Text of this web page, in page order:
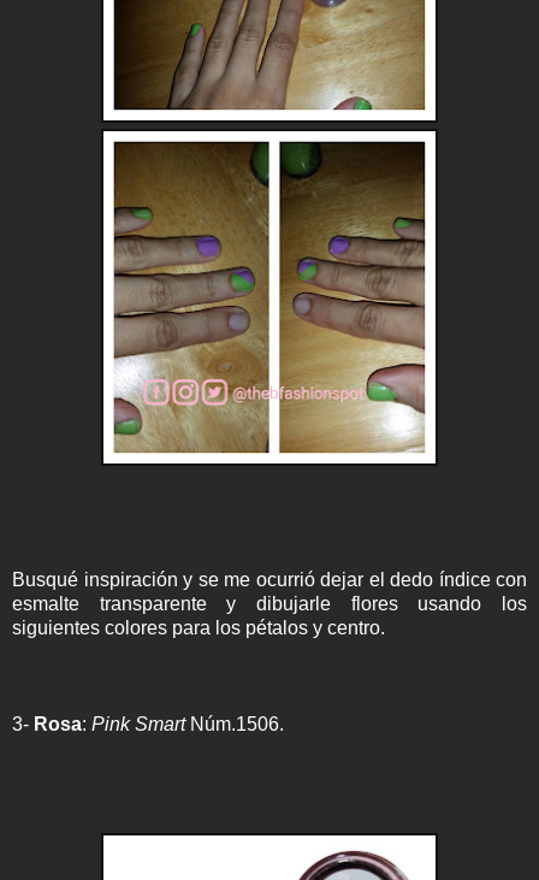
Busqué inspiración y se me ocurrió dejar el dedo índice con
esmalte transparente y dibujarle flores usando los
siguientes colores para los pétalos y centro.
3- Rosa: Pink SmartNúm.1506.